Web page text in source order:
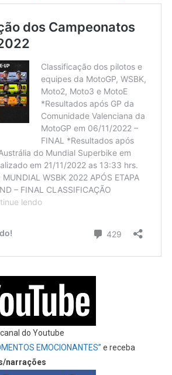
do Youtube
EMOCIONANTES” e receba
narrações